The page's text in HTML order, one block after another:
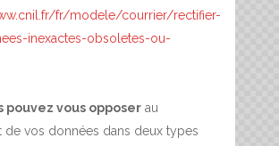
fr/modele/courrier/rectifier-
inexactes-obsoletes-ou-
pouvez vous opposer au
de vos données dans deux types